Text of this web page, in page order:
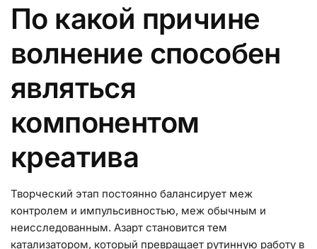
По какой причине
волнение способен
являться
компонентом
креатива
Творческий этап постоянно балансирует меж
контролем и импульсивностью, меж обычным и
неисследованным. Азарт становится тем
катализатором, который превращает рутинную работу в